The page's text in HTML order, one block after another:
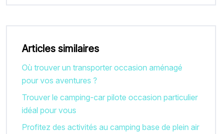
Articles similaires
Où trouver un transporter occasion aménagé
pour vos aventures ?
Trouver le camping-car pilote occasion particulier
idéal pour vous
Profitez des activités au camping base de plein air